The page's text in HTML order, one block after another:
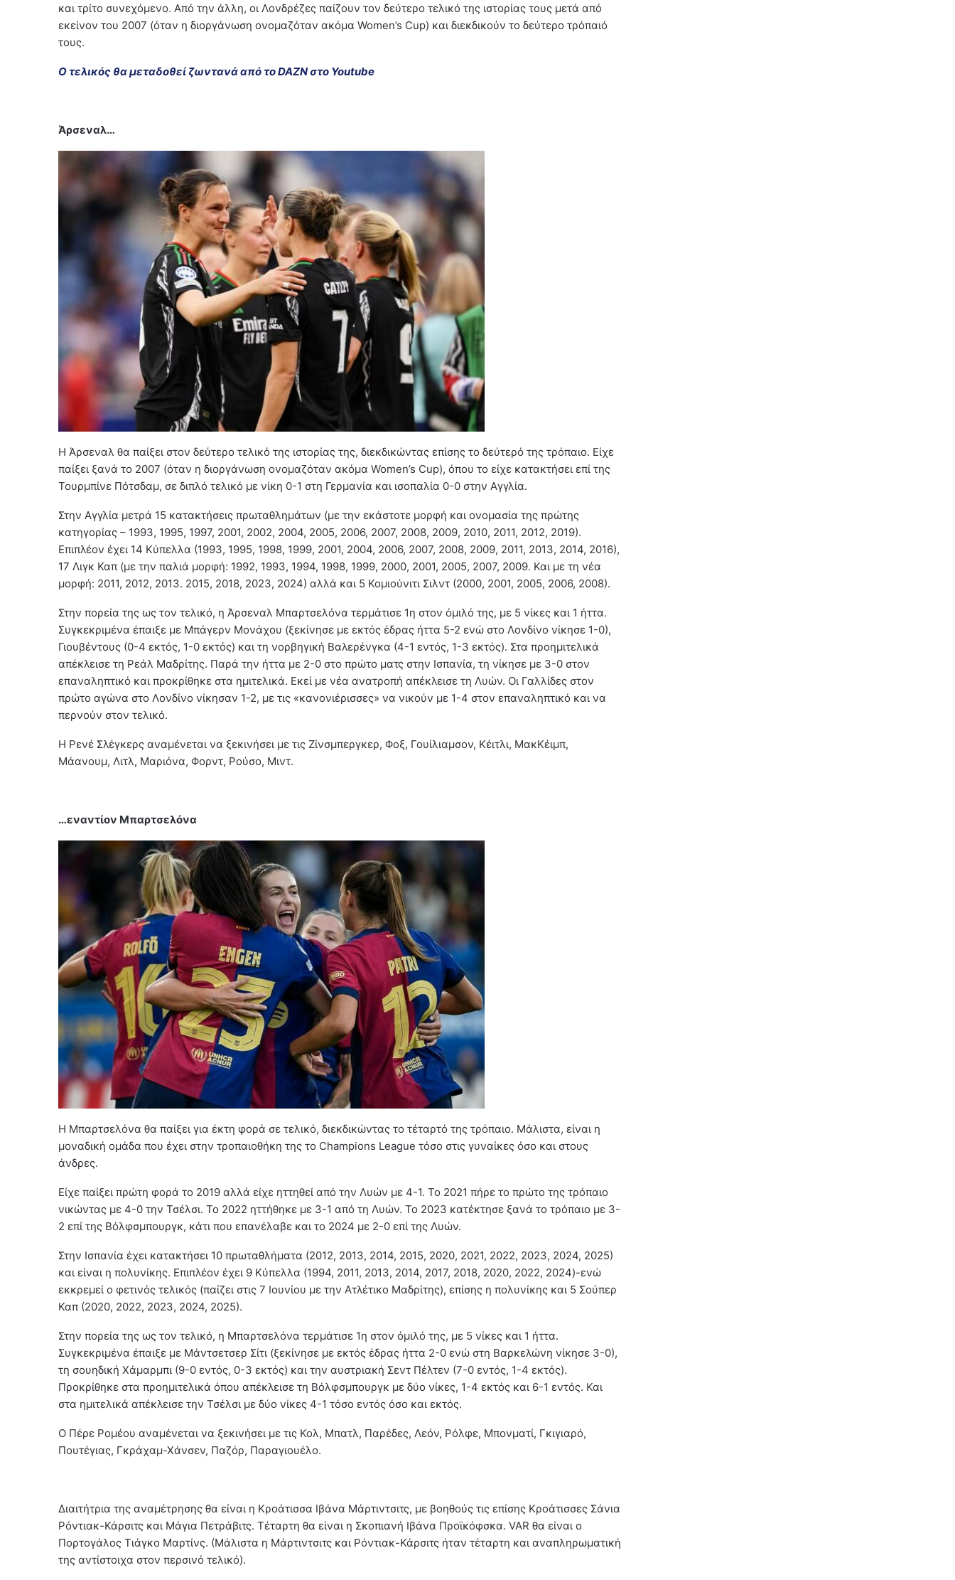
και τρίτο συνεχόμενο. Από την άλλη, οι Λονδρέζες παίζουν τον δεύτερο τελικό της ιστορίας τους μετά από
εκείνον του 2007 (όταν η διοργάνωση ονομαζόταν ακόμα Women’s Cup) και διεκδικούν το δεύτερο τρόπαιό
τους.
Ο τελικός θα μεταδοθεί ζωντανά από το DAZN στο Youtube
Άρσεναλ…
Η Άρσεναλ θα παίξει στον δεύτερο τελικό της ιστορίας της, διεκδικώντας επίσης το δεύτερό της τρόπαιο. Είχε
παίξει ξανά το 2007 (όταν η διοργάνωση ονομαζόταν ακόμα Women’s Cup), όπου το είχε κατακτήσει επί της
Τουρμπίνε Πότσδαμ, σε διπλό τελικό με νίκη 0-1 στη Γερμανία και ισοπαλία 0-0 στην Αγγλία.
Στην Αγγλία μετρά 15 κατακτήσεις πρωταθλημάτων (με την εκάστοτε μορφή και ονομασία της πρώτης
κατηγορίας – 1993, 1995, 1997, 2001, 2002, 2004, 2005, 2006, 2007, 2008, 2009, 2010, 2011, 2012, 2019).
Επιπλέον έχει 14 Κύπελλα (1993, 1995, 1998, 1999, 2001, 2004, 2006, 2007, 2008, 2009, 2011, 2013, 2014, 2016),
17 Λιγκ Καπ (με την παλιά μορφή: 1992, 1993, 1994, 1998, 1999, 2000, 2001, 2005, 2007, 2009. Και με τη νέα
μορφή: 2011, 2012, 2013. 2015, 2018, 2023, 2024) αλλά και 5 Κομιούνιτι Σιλντ (2000, 2001, 2005, 2006, 2008).
Στην πορεία της ως τον τελικό, η Άρσεναλ Μπαρτσελόνα τερμάτισε 1η στον όμιλό της, με 5 νίκες και 1 ήττα.
Συγκεκριμένα έπαιξε με Μπάγερν Μονάχου (ξεκίνησε με εκτός έδρας ήττα 5-2 ενώ στο Λονδίνο νίκησε 1-0),
Γιουβέντους (0-4 εκτός, 1-0 εκτός) και τη νορβηγική Βαλερένγκα (4-1 εντός, 1-3 εκτός). Στα προημιτελικά
απέκλεισε τη Ρεάλ Μαδρίτης. Παρά την ήττα με 2-0 στο πρώτο ματς στην Ισπανία, τη νίκησε με 3-0 στον
επαναληπτικό και προκρίθηκε στα ημιτελικά. Εκεί με νέα ανατροπή απέκλεισε τη Λυών. Οι Γαλλίδες στον
πρώτο αγώνα στο Λονδίνο νίκησαν 1-2, με τις «κανονιέρισσες» να νικούν με 1-4 στον επαναληπτικό και να
περνούν στον τελικό.
Η Ρενέ Σλέγκερς αναμένεται να ξεκινήσει με τις Ζίνσμπεργκερ, Φοξ, Γουίλιαμσον, Κέιτλι, ΜακΚέιμπ,
Μάανουμ, Λιτλ, Μαριόνα, Φορντ, Ρούσο, Μιντ.
…εναντίον Μπαρτσελόνα
Η Μπαρτσελόνα θα παίξει για έκτη φορά σε τελικό, διεκδικώντας το τέταρτό της τρόπαιο. Μάλιστα, είναι η
μοναδική ομάδα που έχει στην τροπαιοθήκη της το Champions League τόσο στις γυναίκες όσο και στους
άνδρες.
Είχε παίξει πρώτη φορά το 2019 αλλά είχε ηττηθεί από την Λυών με 4-1. Το 2021 πήρε το πρώτο της τρόπαιο
νικώντας με 4-0 την Τσέλσι. Το 2022 ηττήθηκε με 3-1 από τη Λυών. Το 2023 κατέκτησε ξανά το τρόπαιο με 3-
2 επί της Βόλφσμπουργκ, κάτι που επανέλαβε και το 2024 με 2-0 επί της Λυών.
Στην Ισπανία έχει κατακτήσει 10 πρωταθλήματα (2012, 2013, 2014, 2015, 2020, 2021, 2022, 2023, 2024, 2025)
και είναι η πολυνίκης. Επιπλέον έχει 9 Κύπελλα (1994, 2011, 2013, 2014, 2017, 2018, 2020, 2022, 2024)-ενώ
εκκρεμεί ο φετινός τελικός (παίζει στις 7 Ιουνίου με την Ατλέτικο Μαδρίτης), επίσης η πολυνίκης και 5 Σούπερ
Καπ (2020, 2022, 2023, 2024, 2025).
Στην πορεία της ως τον τελικό, η Μπαρτσελόνα τερμάτισε 1η στον όμιλό της, με 5 νίκες και 1 ήττα.
Συγκεκριμένα έπαιξε με Μάντσετσερ Σίτι (ξεκίνησε με εκτός έδρας ήττα 2-0 ενώ στη Βαρκελώνη νίκησε 3-0),
τη σουηδική Χάμαρμπι (9-0 εντός, 0-3 εκτός) και την αυστριακή Σεντ Πέλτεν (7-0 εντός, 1-4 εκτός).
Προκρίθηκε στα προημιτελικά όπου απέκλεισε τη Βόλφσμπουργκ με δύο νίκες, 1-4 εκτός και 6-1 εντός. Και
στα ημιτελικά απέκλεισε την Τσέλσι με δύο νίκες 4-1 τόσο εντός όσο και εκτός.
Ο Πέρε Ρομέου αναμένεται να ξεκινήσει με τις Κολ, Μπατλ, Παρέδες, Λεόν, Ρόλφε, Μπονματί, Γκιγιαρό,
Πουτέγιας, Γκράχαμ-Χάνσεν, Παζόρ, Παραγιουέλο.
Διαιτήτρια της αναμέτρησης θα είναι η Κροάτισσα Ιβάνα Μάρτιντσιτς, με βοηθούς τις επίσης Κροάτισσες Σάνια
Ρόντιακ-Κάρσιτς και Μάγια Πετράβιτς. Τέταρτη θα είναι η Σκοπιανή Ιβάνα Προϊκόφσκα. VAR θα είναι ο
Πορτογάλος Τιάγκο Μαρτίνς. (Μάλιστα η Μάρτιντσιτς και Ρόντιακ-Κάρσιτς ήταν τέταρτη και αναπληρωματική
της αντίστοιχα στον περσινό τελικό).